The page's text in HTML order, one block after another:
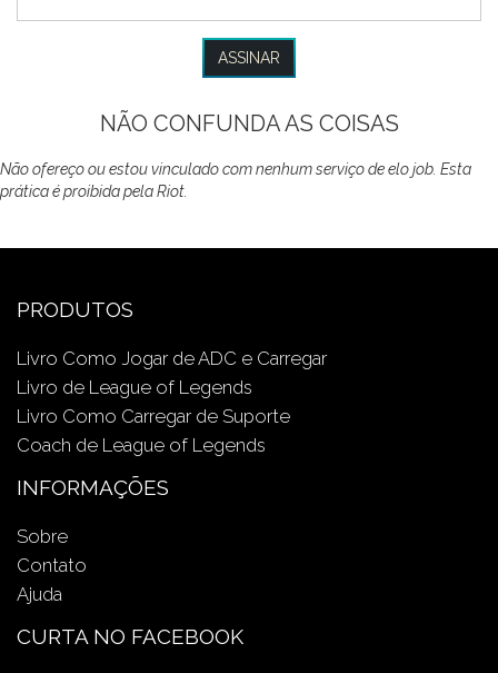
NÃO CONFUNDA AS COISAS
Não ofereço ou estou vinculado com nenhum serviço de elo job. Esta
prática é proibida pela Riot.
PRODUTOS
Livro Como Jogar de ADC e Carregar
Livro de League of Legends
Livro Como Carregar de Suporte
Coach de League of Legends
INFORMAÇÕES
Sobre
Contato
Ajuda
CURTA NO FACEBOOK